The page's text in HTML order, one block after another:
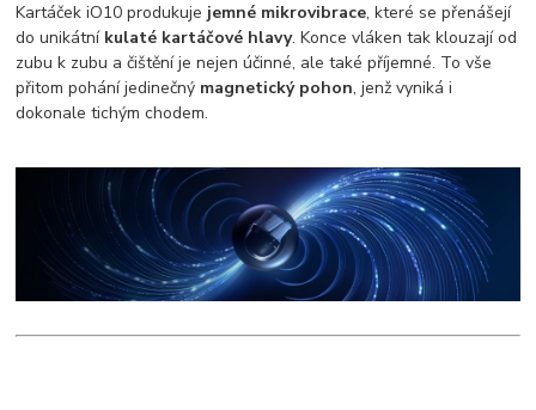
Kartáček iO10 produkuje jemné mikrovibrace, které se přenášejí
do unikátní kulaté kartáčové hlavy. Konce vláken tak klouzají od
zubu k zubu a čištění je nejen účinné, ale také příjemné. To vše
přitom pohání jedinečný magnetický pohon, jenž vyniká i
dokonale tichým chodem.